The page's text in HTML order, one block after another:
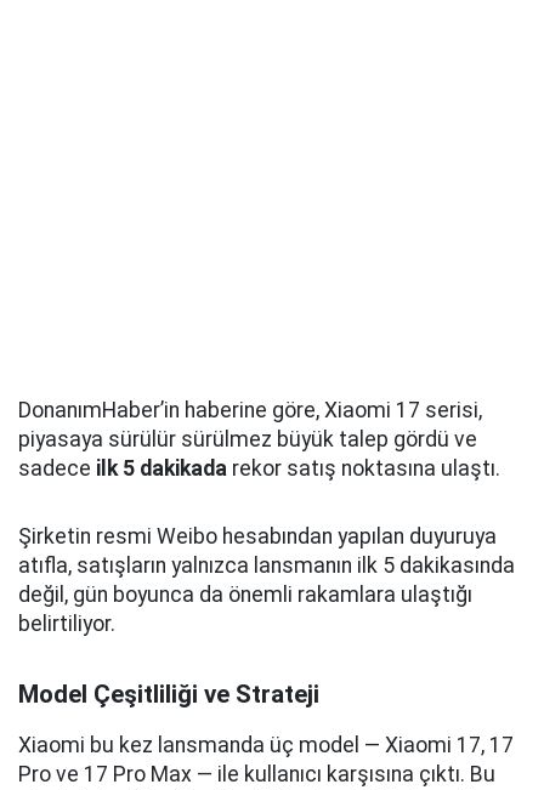
DonanımHaber’in haberine göre, Xiaomi 17 serisi,
piyasaya sürülür sürülmez büyük talep gördü ve
sadece ilk 5 dakikada rekor satış noktasına ulaştı.
Şirketin resmi Weibo hesabından yapılan duyuruya
atıfla, satışların yalnızca lansmanın ilk 5 dakikasında
değil, gün boyunca da önemli rakamlara ulaştığı
belirtiliyor.
Model Çeşitliliği ve Strateji
Xiaomi bu kez lansmanda üç model — Xiaomi 17, 17
Pro ve 17 Pro Max — ile kullanıcı karşısına çıktı. Bu